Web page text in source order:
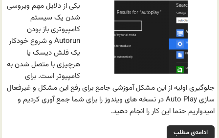
یکی از دلایل مهم ویروسی
شدن یک سیستم
کامپیوتری باز بودن
Autorun و شروع خودکار
یک فلش دیسک یا
هرچیزی با متصل شدن به
کامپیوتر است. برای
جلوگیری اولیه از این مشکل آموزشی جامع برای رفع این مشکل و غیرفعال
سازی Auto Play در نسخه های ویندوز را برای شما جمع آوری کردیم و
امیدواریم حتما این کار را انجام دهید.
ادامه‌ی مطلب